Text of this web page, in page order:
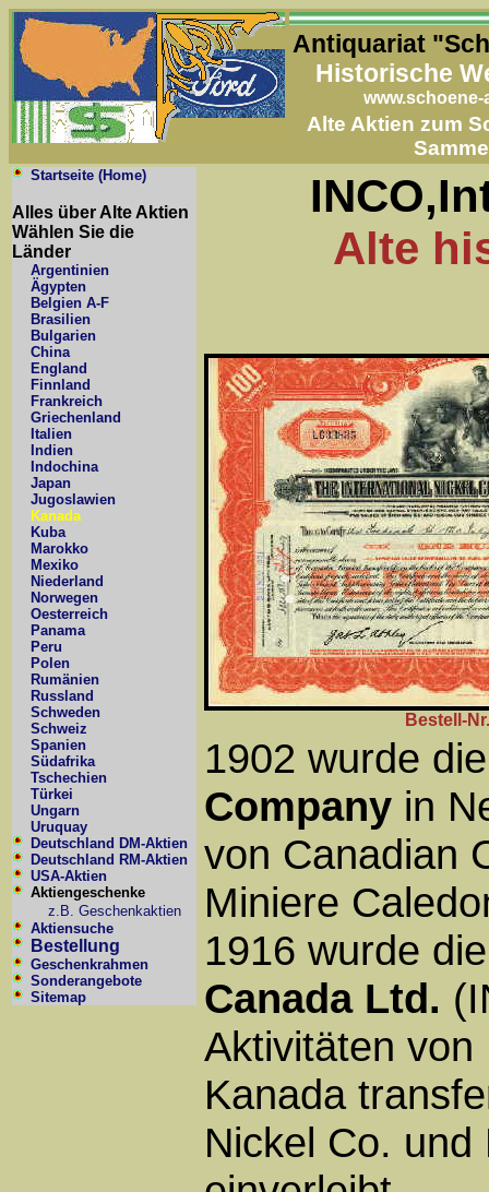
Antiquariat
Historische
www.schoene-
Alte Aktien zum
Startseite (Home)
Alles über Alte Aktien
Wählen Sie die
Länder
Argentinien
Ägypten
Belgien A-F
Brasilien
Bulgarien
China
England
Finnland
Frankreich
Griechenland
Italien
Indien
Indochina
Japan
Jugoslawien
Kanada
Kuba
Marokko
Mexiko
Niederland
Norwegen
Oesterreich
Panama
Peru
Polen
Rumänien
Russland
Schweden
Schweiz
Spanien
Südafrika
Tschechien
Türkei
Ungarn
Uruquay
Deutschland DM-Aktien
Deutschland RM-Aktien
USA-Aktien
Aktiengeschenke
z.B. Geschenkaktien
Aktiensuche
Bestellung
Geschenkrahmen
Sonderangebote
Sitemap
Alte
Bestell-
1902 wurde
Company in
von Canadian
Miniere
1916 wurde
Canada Ltd.
Aktivitäten von
Kanada
Nickel Co.